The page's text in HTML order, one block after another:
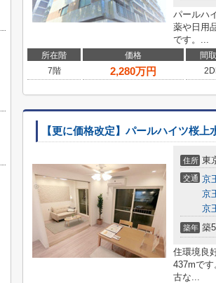
パールハ
薬や日用
です。...
所在階 価格 間
7階
2,280万円
【更に価格改定】パールハイツ桜
住所 東
交通 京
京
京
築年 築
住環境良
437mで
古な...